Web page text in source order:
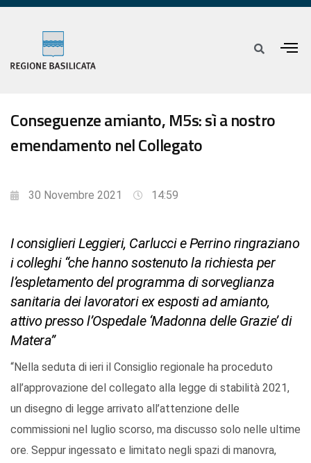
Conseguenze amianto, M5s: sì a nostro
emendamento nel Collegato
30 Novembre 2021 14:59
I consiglieri Leggieri, Carlucci e Perrino ringraziano
i colleghi “che hanno sostenuto la richiesta per
l’espletamento del programma di sorveglianza
sanitaria dei lavoratori ex esposti ad amianto,
attivo presso l’Ospedale ‘Madonna delle Grazie’ di
Matera”
“Nella seduta di ieri il Consiglio regionale ha proceduto
all’approvazione del collegato alla legge di stabilità 2021,
un disegno di legge arrivato all’attenzione delle
commissioni nel luglio scorso, ma discusso solo nelle ultime
ore. Seppur ingessato e limitato negli spazi di manovra,